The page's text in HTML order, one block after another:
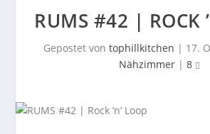
RUMS #42 | ROCK
Gepostet von tophillkitchen | 17.
Nähzimmer | 8